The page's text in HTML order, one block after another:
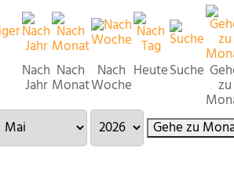
Nach
Jahr
Nach
Monat
Nach
Woche
HeuteSuche
zu
Gehe zu